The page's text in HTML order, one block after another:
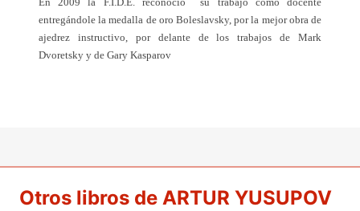
entregándole la medalla de oro Boleslavsky, por la mejor obra de
ajedrez instructivo, por delante de los trabajos de Mark
Dvoretsky y de Gary Kasparov
Otros libros de ARTUR YUSUPOV